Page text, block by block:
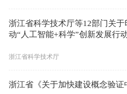
浙江省科学技术厅等12部门关
动“人工智能+科学”创新发展行
浙江省科学技术厅
浙江省《关于加快建设概念验